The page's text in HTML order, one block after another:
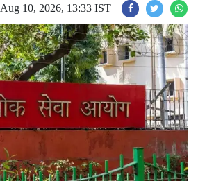
Aug 10, 2026, 13:33 IST